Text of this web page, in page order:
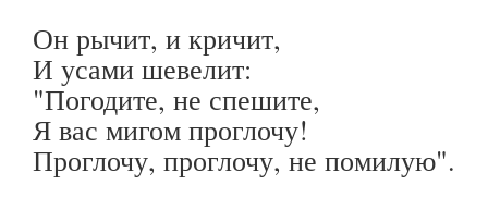
Он рычит, и кричит,
И усами шевелит:
"Погодите, не спешите,
Я вас мигом проглочу!
Проглочу, проглочу, не помилую".